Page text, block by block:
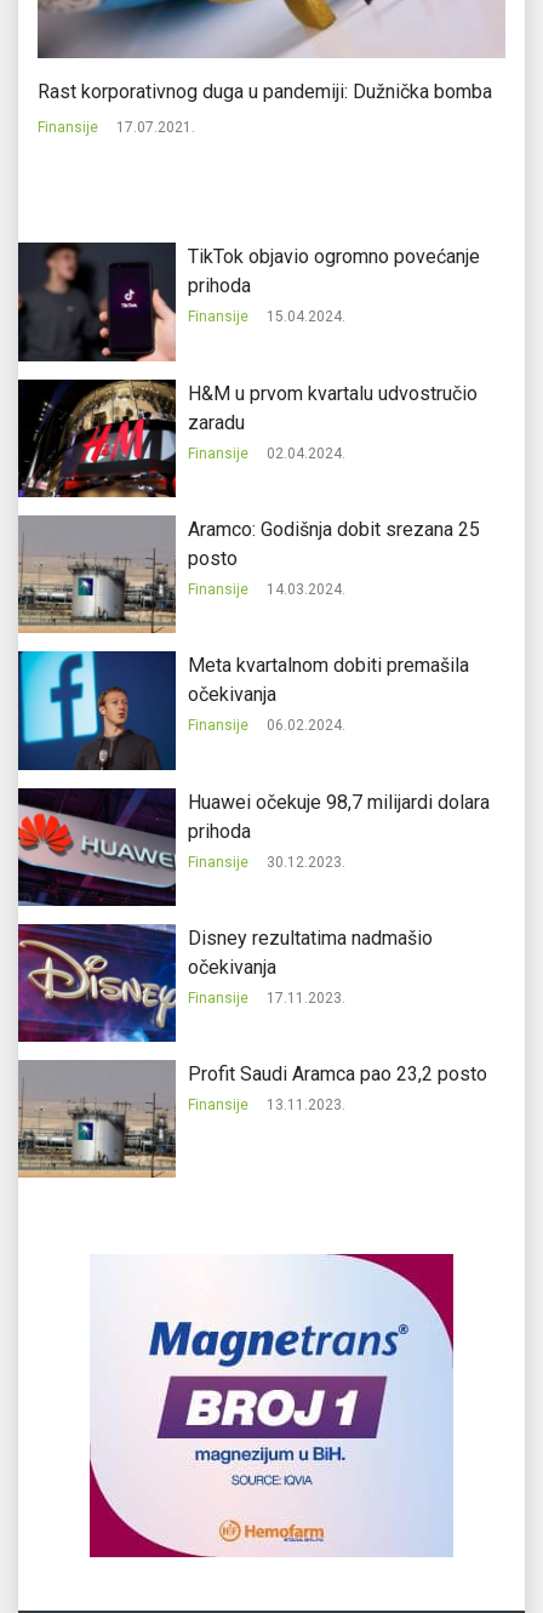
Rast korporativnog duga u pandemiji: Dužnička bomba
Finansije 17.07.2021.
TikTok objavio ogromno povećanje
prihoda
Finansije 15.04.2024.
H&M u prvom kvartalu udvostručio
zaradu
Finansije 02.04.2024.
Aramco: Godišnja dobit srezana 25
posto
Finansije 14.03.2024.
Meta kvartalnom dobiti premašila
očekivanja
Finansije 06.02.2024.
Huawei očekuje 98,7 milijardi dolara
prihoda
Finansije 30.12.2023.
Disney rezultatima nadmašio
očekivanja
Finansije 17.11.2023.
Profit Saudi Aramca pao 23,2 posto
Finansije 13.11.2023.